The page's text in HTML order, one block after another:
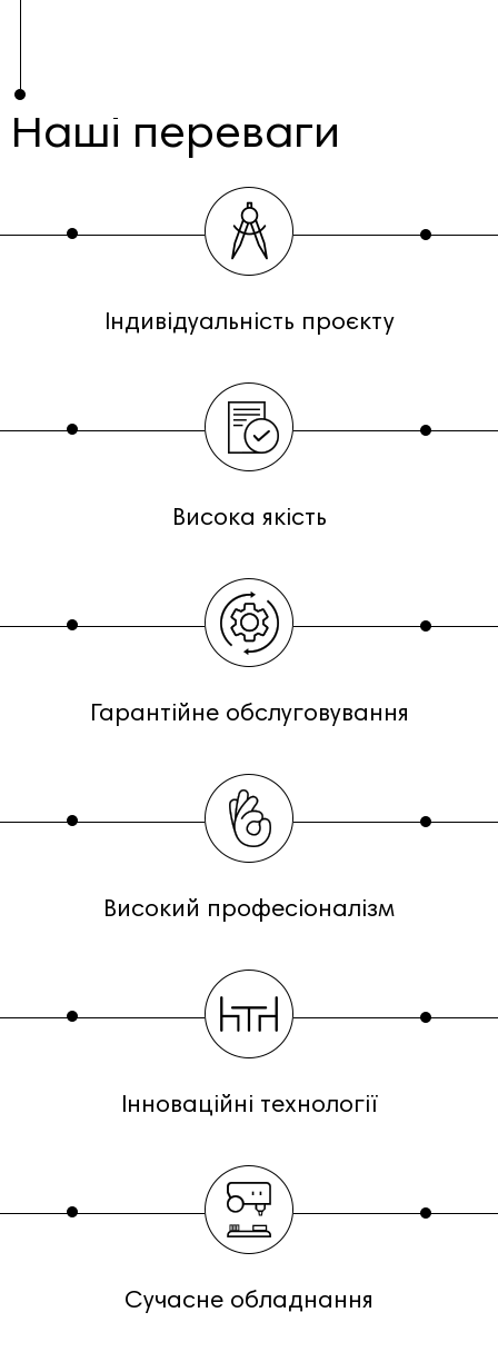
Наші переваги
Індивідуальність проєкту
Висока якість
Гарантійне обслуговування
Високий професіоналізм
Інноваційні технології
Сучасне обладнання